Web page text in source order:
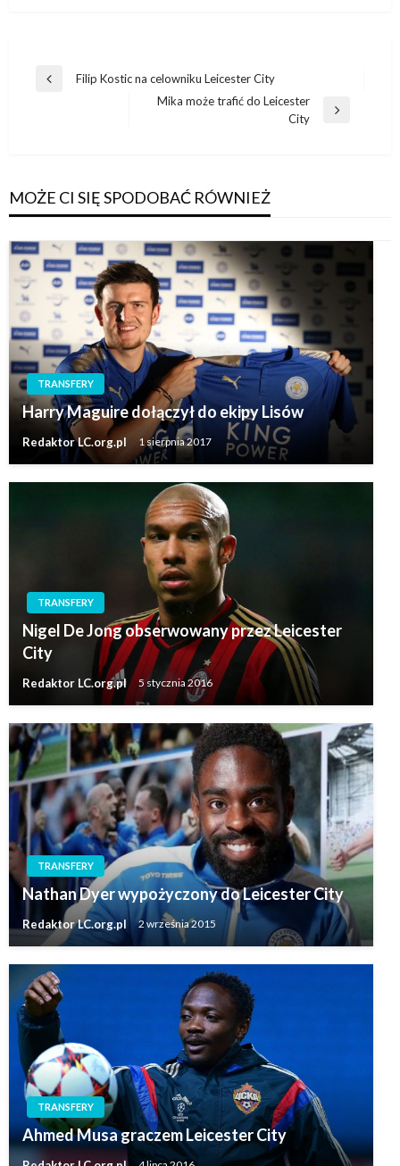
Nawigacja
Poprzedni
Filip Kostic na celowniku Leicester City
Mika może trafić do Leicester
City
MOŻE CI SIĘ SPODOBAĆ RÓWNIEŻ
TRANSFERY
Harry Maguire dołączył do ekipy Lisów
Redaktor LC.org.pl 1 sierpnia 2017
TRANSFERY
Nigel De Jong obserwowany przez Leicester
City
Redaktor LC.org.pl 5 stycznia 2016
TRANSFERY
Nathan Dyer wypożyczony do Leicester City
Redaktor LC.org.pl 2 września 2015
TRANSFERY
Ahmed Musa graczem Leicester City